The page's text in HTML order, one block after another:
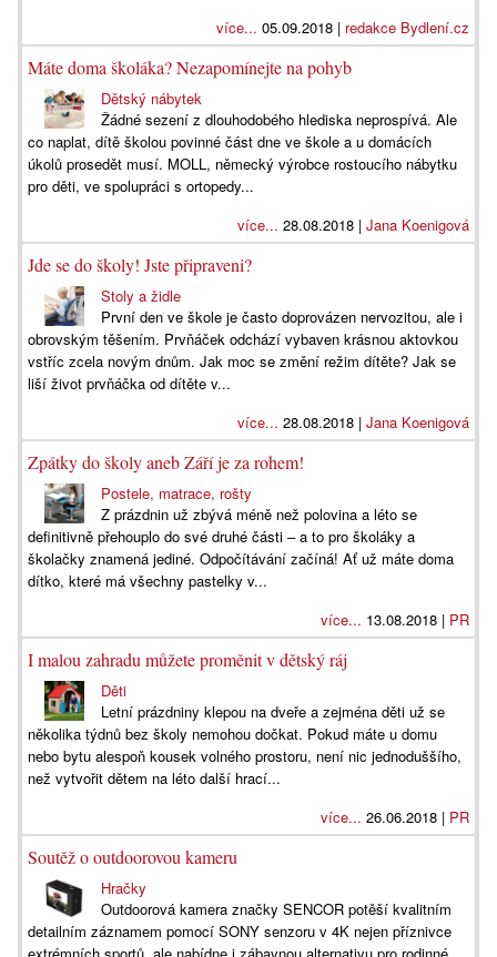
více... 05.09.2018 | redakce Bydlení.cz
Máte doma školáka? Nezapomínejte na pohyb
Dětský nábytek
Žádné sezení z dlouhodobého hlediska neprospívá. Ale
co naplat, dítě školou povinné část dne ve škole a u domácích
úkolů prosedět musí. MOLL, německý výrobce rostoucího nábytku
pro děti, ve spolupráci s ortopedy...
více... 28.08.2018 | Jana Koenigová
Jde se do školy! Jste připraveni?
Stoly a židle
První den ve škole je často doprovázen nervozitou, ale i
obrovským těšením. Prvňáček odchází vybaven krásnou aktovkou
vstříc zcela novým dnům. Jak moc se změní režim dítěte? Jak se
liší život prvňáčka od dítěte v...
více... 28.08.2018 | Jana Koenigová
Zpátky do školy aneb Září je za rohem!
Postele, matrace, rošty
Z prázdnin už zbývá méně než polovina a léto se
definitivně přehouplo do své druhé části – a to pro školáky a
školačky znamená jediné. Odpočítávání začíná! Ať už máte doma
dítko, které má všechny pastelky v...
více... 13.08.2018 | PR
I malou zahradu můžete proměnit v dětský ráj
Děti
Letní prázdniny klepou na dveře a zejména děti už se
několika týdnů bez školy nemohou dočkat. Pokud máte u domu
nebo bytu alespoň kousek volného prostoru, není nic jednoduššího,
než vytvořit dětem na léto další hrací...
více... 26.06.2018 | PR
Soutěž o outdoorovou kameru
Hračky
Outdoorová kamera značky SENCOR potěší kvalitním
detailním záznamem pomocí SONY senzoru v 4K nejen příznivce